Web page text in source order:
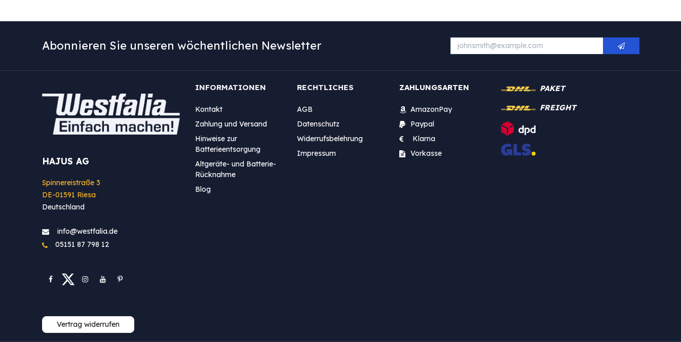
Abonnieren Sie unseren wöchentlichen Newsletter
HAJUS AG
Spinnereistraße 3
DE-01591 Riesa
Deutschland
info@westfa​lia.de
05151 87 798 12
INFORMATIONEN
Kontakt
Zahlung und Versand
Hinweise zur
Batterieentsorgung
Altgeräte- und Batterie-
Rücknahme
Blog
RECHTLICHES
AGB
Datenschutz
Widerrufsbelehrung
Impressum
ZAHLUNGSARTEN
AmazonPay
Paypal
Klarna
Vorkasse
PAKET
FREIGHT
Vertrag widerrufen